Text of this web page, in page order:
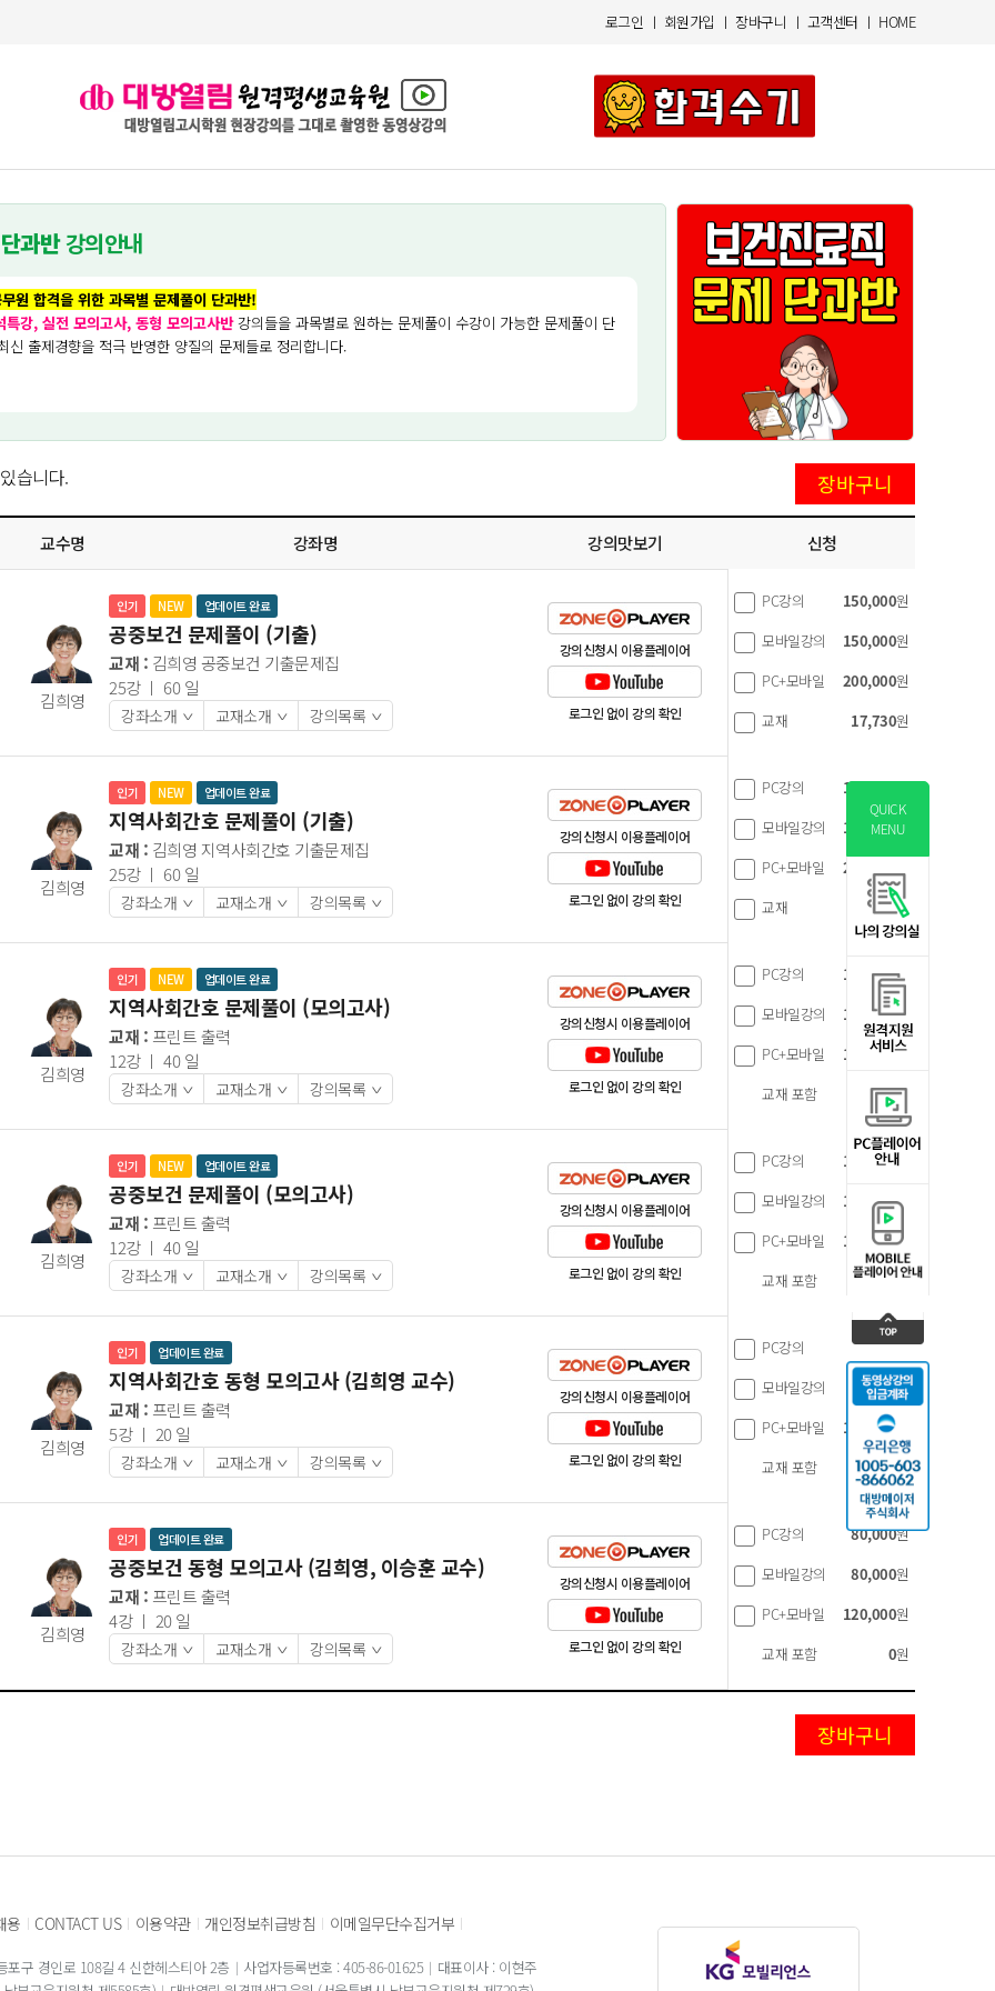
로그인 ㅣ 회원가입 ㅣ 장바구니 ㅣ 고객센터 ㅣ HOME
QUICK
MENU
과반강의안내
원 합격을 위한 과목별 문제풀이 단과반!
특강, 실전 모의고사, 동형 모의고사반강의들을 과목별로 원하는 문제풀이 수강이 가능한 문제풀이 단
신 출제경향을 적극 반영한 양질의 문제들로 정리합니다.
습니다.
교수명 강좌명 강의맛보기 신청
김희영
인기 NEW 업데이트 완료
공중보건 문제풀이 (기출)
교재 : 김희영 공중보건 기출문제집
25강 ㅣ 60 일
강좌소개> 교재소개> 강의목록>
강의신청시 이용플레이어
로그인 없이 강의 확인
PC강의 150,000원
모바일강의
150,000원
PC+모바일
200,000원
교재
17,730원
김희영
인기 NEW 업데이트 완료
지역사회간호 문제풀이 (기출)
교재 : 김희영 지역사회간호 기출문제집
25강 ㅣ 60 일
강좌소개> 교재소개> 강의목록>
강의신청시 이용플레이어
로그인 없이 강의 확인
PC강의 150,000원
모바일강의
150,000원
PC+모바일
200,000
교재
15,300원
김희영
인기 NEW 업데이트 완료
지역사회간호 문제풀이 (모의고사)
교재 : 프린트 출력
12강 ㅣ 40 일
강좌소개> 교재소개> 강의목록>
강의신청시 이용플레이어
로그인 없이 강의 확인
PC강의 120,000원
모바일강의
120,000원
PC+모바일
160,000원
교재 포함
0원
김희영
인기 NEW 업데이트 완료
공중보건 문제풀이 (모의고사)
교재 : 프린트 출력
12강 ㅣ 40 일
강좌소개> 교재소개> 강의목록>
강의신청시 이용플레이어
로그인 없이 강의 확인
PC강의 120,000원
모바일강의
120,000원
PC+모바일
160,000원
교재 포함
0원
김희영
인기 업데이트 완료
지역사회간호 동형 모의고사 (김희영 교수)
교재 : 프린트 출력
5강 ㅣ 20 일
강좌소개> 교재소개> 강의목록>
강의신청시 이용플레이어
로그인 없이 강의 확인
PC강의 80,000원
모바일강의
80,000원
PC+모바일
120,000
교재 포함
0원
김희영
인기 업데이트 완료
공중보건 동형 모의고사 (김희영, 이승훈 교수)
교재 : 프린트 출력
4강 ㅣ 20 일
강좌소개> 교재소개> 강의목록>
강의신청시 이용플레이어
로그인 없이 강의 확인
PC강의 80,000원
모바일강의
80,000원
PC+모바일
120,000원
교재 포함
0원
용 | CONTACT US | 이용약관 | 개인정보취급방침 | 이메일무단수집거부 |
포구 경인로 108길 4 신한헤스티아 2층 사업자등록번호 : 405-86-01625
대표이사 : 이현주